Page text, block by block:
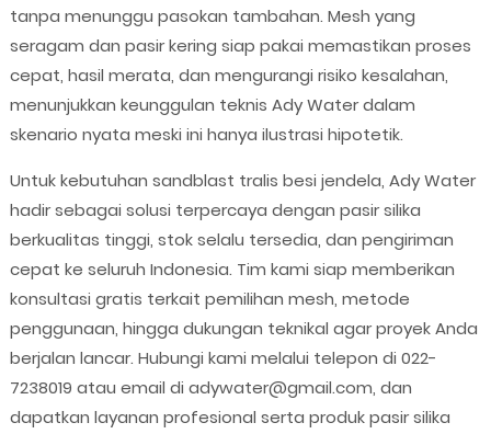
tanpa menunggu pasokan tambahan. Mesh yang
seragam dan pasir kering siap pakai memastikan proses
cepat, hasil merata, dan mengurangi risiko kesalahan,
menunjukkan keunggulan teknis Ady Water dalam
skenario nyata meski ini hanya ilustrasi hipotetik.
Untuk kebutuhan sandblast tralis besi jendela, Ady Water
hadir sebagai solusi terpercaya dengan pasir silika
berkualitas tinggi, stok selalu tersedia, dan pengiriman
cepat ke seluruh Indonesia. Tim kami siap memberikan
konsultasi gratis terkait pemilihan mesh, metode
penggunaan, hingga dukungan teknikal agar proyek Anda
berjalan lancar. Hubungi kami melalui telepon di 022-
7238019 atau email di adywater@gmail.com, dan
dapatkan layanan profesional serta produk pasir silika